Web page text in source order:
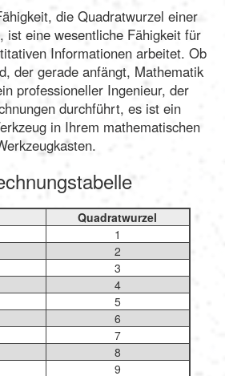
die Quadratwurzel einer
ist eine wesentliche Fähigkeit für
Informationen arbeitet. Ob
der gerade anfängt, Mathematik
professioneller Ingenieur, der
durchführt, es ist ein
in Ihrem mathematischen
Quadratwurzel
1
2
3
4
5
6
7
8
9